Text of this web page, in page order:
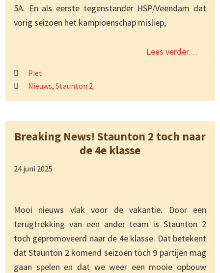
5A. En als eerste tegenstander HSP/Veendam dat
vorig seizoen het kampioenschap misliep,
Lees verder…
Piet
Nieuws, Staunton 2
Breaking News! Staunton 2 toch naar
de 4e klasse
24 juni 2025
Mooi nieuws vlak voor de vakantie. Door een
terugtrekking van een ander team is Staunton 2
toch gepromoveerd naar de 4e klasse. Dat betekent
dat Staunton 2 komend seizoen toch 9 partijen mag
gaan spelen en dat we weer een mooie opbouw